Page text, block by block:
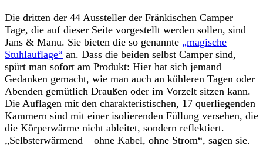
Die dritten der 44 Aussteller der Fränkischen Camper
Tage, die auf dieser Seite vorgestellt werden sollen, sind
Jans & Manu. Sie bieten die so genannte „magische
Stuhlauflage“ an. Dass die beiden selbst Camper sind,
spürt man sofort am Produkt: Hier hat sich jemand
Gedanken gemacht, wie man auch an kühleren Tagen oder
Abenden gemütlich Draußen oder im Vorzelt sitzen kann.
Die Auflagen mit den charakteristischen, 17 querliegenden
Kammern sind mit einer isolierenden Füllung versehen, die
die Körperwärme nicht ableitet, sondern reflektiert.
„Selbsterwärmend – ohne Kabel, ohne Strom“, sagen sie.